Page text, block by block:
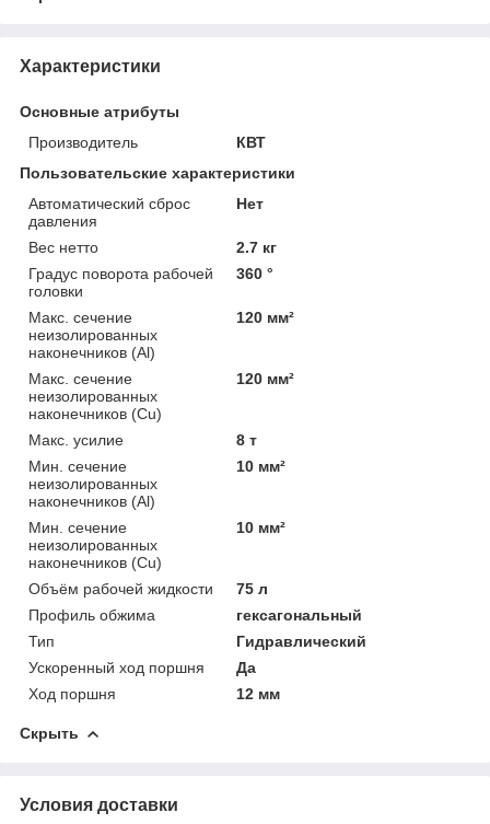
Характеристики
Основные атрибуты
Производитель
КВТ
Пользовательские характеристики
Автоматический сброс
давления
Нет
Вес нетто
2.7 кг
Градус поворота рабочей
головки
360 °
Макс. сечение
неизолированных
наконечников (Al)
120 мм²
Макс. сечение
неизолированных
наконечников (Cu)
120 мм²
Макс. усилие
8 т
Мин. сечение
неизолированных
наконечников (Al)
10 мм²
Мин. сечение
неизолированных
наконечников (Cu)
10 мм²
Объём рабочей жидкости
75 л
Профиль обжима
гексагональный
Тип
Гидравлический
Ускоренный ход поршня
Да
Ход поршня
12 мм
Скрыть
Условия доставки